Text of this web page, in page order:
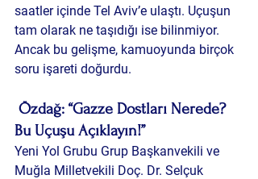
saatler içinde Tel Aviv’e ulaştı. Uçuşun
tam olarak ne taşıdığı ise bilinmiyor.
Ancak bu gelişme, kamuoyunda birçok
soru işareti doğurdu.
Özdağ: “Gazze Dostları Nerede?
Bu Uçuşu Açıklayın!”
Yeni Yol Grubu Grup Başkanvekili ve
Muğla Milletvekili Doç. Dr. Selçuk